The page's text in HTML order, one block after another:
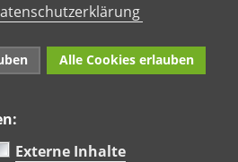
Alle Cookies erlauben
Externe Inhalte
e.V. · Marktstraße 88·
· Tel: 02631 95 66 036